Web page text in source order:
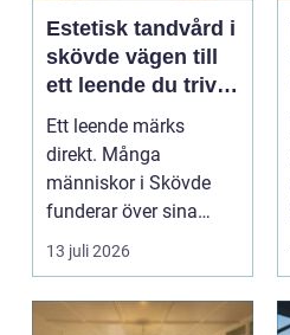
Estetisk tandvård i
skövde vägen till
ett leende du trivs
med
Ett leende märks
direkt. Många
människor i Skövde
funderar över sina
tänder, men skjuter
upp att gör...
13 juli 2026